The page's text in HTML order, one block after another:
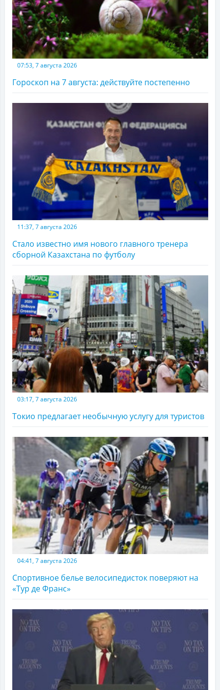
07:53, 7 августа 2026
Гороскоп на 7 августа: действуйте постепенно
11:37, 7 августа 2026
Стало известно имя нового главного тренера
сборной Казахстана по футболу
03:17, 7 августа 2026
Токио предлагает необычную услугу для туристов
04:41, 7 августа 2026
Спортивное белье велосипедисток поверяют на
«Тур де Франс»